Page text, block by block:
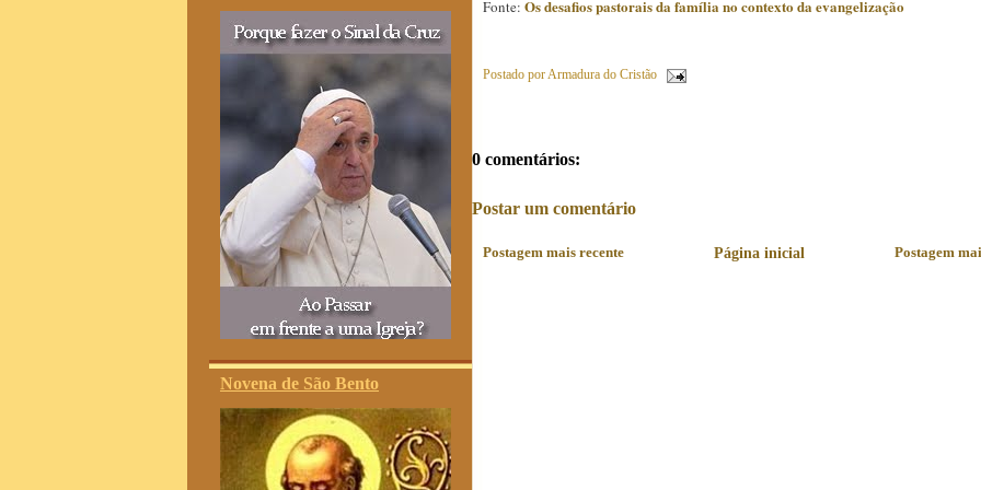
Novena de São Bento
Fonte: Os desafios pastorais da família no contexto da evangelização
Postado porArmadura do Cristão
0 comentários:
Postar um comentário
Postagem mais recente Postagem
Página inicial